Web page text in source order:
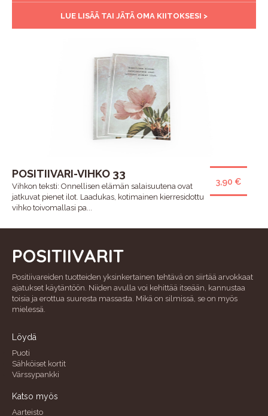
LUE LISÄÄ TAI JÄTÄ OMA KIITOKSESI >
3,90 €
POSITIIVARI-VIHKO 33
Vihkon teksti: Onnellisen elämän salaisuutena ovat
jatkuvat pienet ilot. Laadukas, kotimainen kierresidottu
vihko toivomallasi pa...
POSITIIVARIT
Positiivareiden tuotteiden yksinkertainen tehtävä on siirtää arvokkaat
ajatukset käytäntöön. Niiden avulla voi kehittää itseään, kannustaa
toisia ja erottua suuresta massasta. Mikä on silmissä, se on myös
mielessä.
Löydä
Puoti
Sähköiset kortit
Värssypankki
Katso myös
Aarteisto